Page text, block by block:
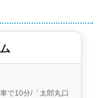
で10分/「太郎丸口